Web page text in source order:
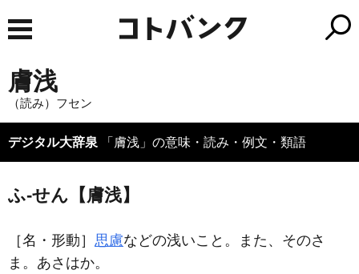
膚浅
（読み）フセン
デジタル大辞泉 「膚浅」の意味・読み・例文・類語
ふ‐せん【膚浅】
［名・形動］ 思慮などの浅いこと。また、そのさ
ま。あさはか。